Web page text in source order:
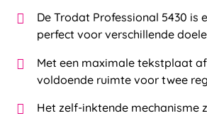
De Trodat Professional 5430
perfect voor verschillende
Met een maximale tekstplaat
voldoende ruimte voor twee
Het zelf-inktende mechanisme